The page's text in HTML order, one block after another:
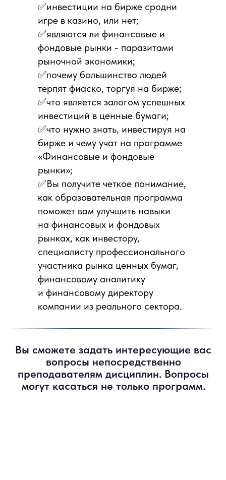
✅инвестиции на бирже сродни
игре в казино, или нет;
✅являются ли финансовые и
фондовые рынки - паразитами
рыночной экономики;
✅почему большинство людей
терпят фиаско, торгуя на бирже;
✅что является залогом успешных
инвестиций в ценные бумаги;
✅что нужно знать, инвестируя на
бирже и чему учат на программе
«Финансовые и фондовые
рынки»;
✅Вы получите четкое понимание,
как образовательная программа
поможет вам улучшить навыки
на финансовых и фондовых
рынках, как инвестору,
специалисту профессионального
участника рынка ценных бумаг,
финансовому аналитику
и финансовому директору
компании из реального сектора.
Какие дисциплины Вы изучите и какие
компетенции получите
Каковы условия поступления и форма
проведения занятий
Кому будет полезна программа и
почему